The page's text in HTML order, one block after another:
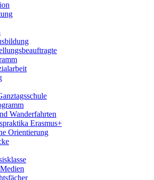
Wanderfahrten
Erasmus+
Orientierung